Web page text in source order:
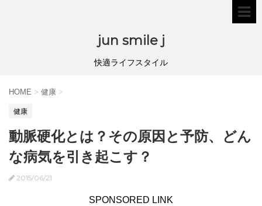
jun smile j
快適ライフスタイル
HOME > 健康 >
健康
動脈硬化とは？その原因と予防、どん
な病気を引き起こす？
2015/06/21
SPONSORED LINK